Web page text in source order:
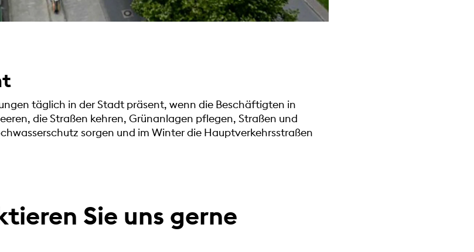
täglich in der Stadt präsent, wenn die Beschäftigten in
die Straßen kehren, Grünanlagen pflegen, Straßen und
sorgen und im Winter die Hauptverkehrsstraßen
Sie uns gerne